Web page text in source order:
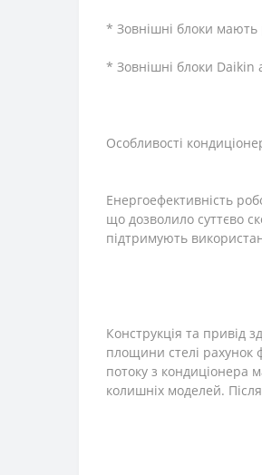
* Зовнішні блоки
* Зовнішні блоки Daikin
Особливості
Енергоефективність
що дозволило суттєво
підтримують
Конструкція та привід
площини стелі рахунок
потоку з кондиціонера
колишніх моделей.